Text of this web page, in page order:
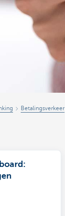
Betalingsverkeer